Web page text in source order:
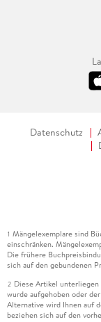
Datenschutz
1 Mängelexemplare sind
einschränken.
Die frühere
sich auf den gebundenen
2 Diese Artikel
wurde aufgehoben oder
Alternative wird Ihnen auf
beziehen sich auf den